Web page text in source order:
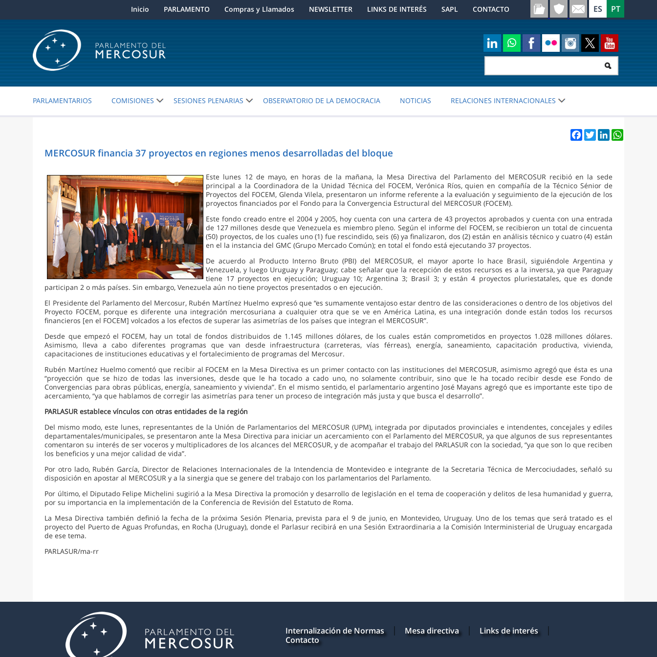
Inicio PARLAMENTO Compras y Llamados NEWSLETTER LINKS DE INTERÉS SAPL CONTACTO
PARLAMENTARIOS COMISIONES SESIONES PLENARIAS OBSERVATORIO DE LA DEMOCRACIA NOTICIAS RELACIONES INTERNACIONALES
Facebook
TwitterLinkedInWhatsApp
MERCOSUR financia 37 proyectos en regiones menos desarrolladas del bloque
Este lunes 12 de mayo, en horas de la mañana, la Mesa Directiva del Parlamento del MERCOSUR recibió en la sede
principal a la Coordinadora de la Unidad Técnica del FOCEM, Verónica Ríos, quien en compañía de la Técnico Sénior de
Proyectos del FOCEM, Glenda Vilela, presentaron un informe referente a la evaluación y seguimiento de la ejecución de los
proyectos financiados por el Fondo para la Convergencia Estructural del MERCOSUR (FOCEM).
Este fondo creado entre el 2004 y 2005, hoy cuenta con una cartera de 43 proyectos aprobados y cuenta con una entrada
de 127 millones desde que Venezuela es miembro pleno. Según el informe del FOCEM, se recibieron un total de cincuenta
(50) proyectos, de los cuales uno (1) fue rescindido, seis (6) ya finalizaron, dos (2) están en análisis técnico y cuatro (4) están
en el la instancia del GMC (Grupo Mercado Común); en total el fondo está ejecutando 37 proyectos.
De acuerdo al Producto Interno Bruto (PBI) del MERCOSUR, el mayor aporte lo hace Brasil, siguiéndole Argentina y
Venezuela, y luego Uruguay y Paraguay; cabe señalar que la recepción de estos recursos es a la inversa, ya que Paraguay
tiene 17 proyectos en ejecución; Uruguay 10; Argentina 3; Brasil 3; y están 4 proyectos pluriestatales, que es donde
participan 2 o más países. Sin embargo, Venezuela aún no tiene proyectos presentados o en ejecución.
El Presidente del Parlamento del Mercosur, Rubén Martínez Huelmo expresó que “es sumamente ventajoso estar dentro de las consideraciones o dentro de los objetivos del
Proyecto FOCEM, porque es diferente una integración mercosuriana a cualquier otra que se ve en América Latina, es una integración donde están todos los recursos
financieros [en el FOCEM] volcados a los efectos de superar las asimetrías de los países que integran el MERCOSUR”.
Desde que empezó el FOCEM, hay un total de fondos distribuidos de 1.145 millones dólares, de los cuales están comprometidos en proyectos 1.028 millones dólares.
Asimismo, lleva a cabo diferentes programas que van desde infraestructura (carreteras, vías férreas), energía, saneamiento, capacitación productiva, vivienda,
capacitaciones de instituciones educativas y el fortalecimiento de programas del Mercosur.
Rubén Martínez Huelmo comentó que recibir al FOCEM en la Mesa Directiva es un primer contacto con las instituciones del MERCOSUR, asimismo agregó que ésta es una
“proyección que se hizo de todas las inversiones, desde que le ha tocado a cado uno, no solamente contribuir, sino que le ha tocado recibir desde ese Fondo de
Convergencias para obras públicas, energía, saneamiento y vivienda”. En el mismo sentido, el parlamentario argentino José Mayans agregó que es importante este tipo de
acercamiento, “ya que hablamos de corregir las asimetrías para tener un proceso de integración más justa y que busca el desarrollo”.
PARLASUR establece vínculos con otras entidades de la región
Del mismo modo, este lunes, representantes de la Unión de Parlamentarios del MERCOSUR (UPM), integrada por diputados provinciales e intendentes, concejales y ediles
departamentales/municipales, se presentaron ante la Mesa Directiva para iniciar un acercamiento con el Parlamento del MERCOSUR, ya que algunos de sus representantes
comentaron su interés de ser voceros y multiplicadores de los alcances del MERCOSUR, y de acompañar el trabajo del PARLASUR con la sociedad, “ya que son lo que reciben
los beneficios y una mejor calidad de vida”.
Por otro lado, Rubén García, Director de Relaciones Internacionales de la Intendencia de Montevideo e integrante de la Secretaria Técnica de Mercociudades, señaló su
disposición en apostar al MERCOSUR y a la sinergia que se genere del trabajo con los parlamentarios del Parlamento.
Por último, el Diputado Felipe Michelini sugirió a la Mesa Directiva la promoción y desarrollo de legislación en el tema de cooperación y delitos de lesa humanidad y guerra,
por su importancia en la implementación de la Conferencia de Revisión del Estatuto de Roma.
La Mesa Directiva también definió la fecha de la próxima Sesión Plenaria, prevista para el 9 de junio, en Montevideo, Uruguay. Uno de los temas que será tratado es el
proyecto del Puerto de Aguas Profundas, en Rocha (Uruguay), donde el Parlasur recibirá en una Sesión Extraordinaria a la Comisión Interministerial de Uruguay encargada
de ese tema.
PARLASUR/ma-rr
Internalización de Normas Mesa directiva
Links de interés
Contacto